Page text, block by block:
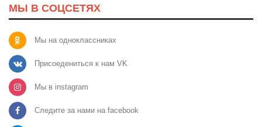
МЫ В СОЦСЕТЯХ
Мы на одноклассниках
Присоедениться к нам VK
Мы в instagram
Следите за нами на facebook